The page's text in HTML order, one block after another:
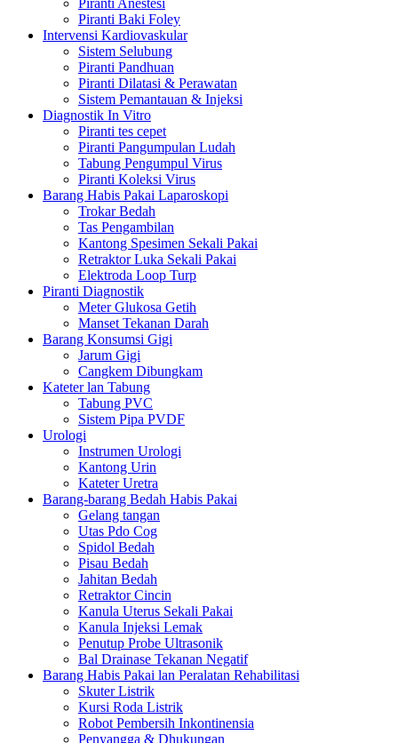
Piranti Baki Foley
Intervensi Kardiovaskular
Sistem Selubung
Piranti Pandhuan
Piranti Dilatasi & Perawatan
Sistem Pemantauan & Injeksi
Diagnostik In Vitro
Piranti tes cepet
Piranti Pangumpulan Ludah
Tabung Pengumpul Virus
Piranti Koleksi Virus
Barang Habis Pakai Laparoskopi
Trokar Bedah
Tas Pengambilan
Kantong Spesimen Sekali Pakai
Retraktor Luka Sekali Pakai
Elektroda Loop Turp
Piranti Diagnostik
Meter Glukosa Getih
Manset Tekanan Darah
Barang Konsumsi Gigi
Jarum Gigi
Cangkem Dibungkam
Kateter lan Tabung
Tabung PVC
Sistem Pipa PVDF
Urologi
Instrumen Urologi
Kantong Urin
Kateter Uretra
Barang-barang Bedah Habis Pakai
Gelang tangan
Utas Pdo Cog
Spidol Bedah
Pisau Bedah
Jahitan Bedah
Retraktor Cincin
Kanula Uterus Sekali Pakai
Kanula Injeksi Lemak
Penutup Probe Ultrasonik
Bal Drainase Tekanan Negatif
Barang Habis Pakai lan Peralatan Rehabilitasi
Skuter Listrik
Kursi Roda Listrik
Robot Pembersih Inkontinensia
Penyangga & Dhukungan